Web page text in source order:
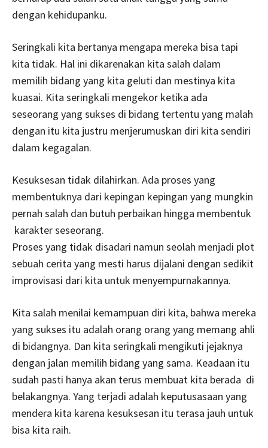
dengan kehidupanku.
Seringkali kita bertanya mengapa mereka bisa tapi
kita tidak. Hal ini dikarenakan kita salah dalam
memilih bidang yang kita geluti dan mestinya kita
kuasai. Kita seringkali mengekor ketika ada
seseorang yang sukses di bidang tertentu yang malah
dengan itu kita justru menjerumuskan diri kita sendiri
dalam kegagalan.
Kesuksesan tidak dilahirkan. Ada proses yang
membentuknya dari kepingan kepingan yang mungkin
pernah salah dan butuh perbaikan hingga membentuk
karakter seseorang.
Proses yang tidak disadari namun seolah menjadi plot
sebuah cerita yang mesti harus dijalani dengan sedikit
improvisasi dari kita untuk menyempurnakannya.
Kita salah menilai kemampuan diri kita, bahwa mereka
yang sukses itu adalah orang orang yang memang ahli
di bidangnya. Dan kita seringkali mengikuti jejaknya
dengan jalan memilih bidang yang sama. Keadaan itu
sudah pasti hanya akan terus membuat kita berada di
belakangnya. Yang terjadi adalah keputusasaan yang
mendera kita karena kesuksesan itu terasa jauh untuk
bisa kita raih.